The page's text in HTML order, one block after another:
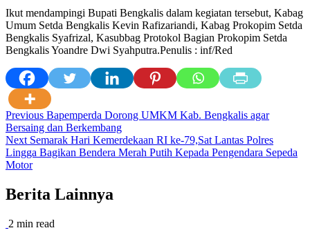
Ikut mendampingi Bupati Bengkalis dalam kegiatan tersebut, Kabag
Umum Setda Bengkalis Kevin Rafizariandi, Kabag Prokopim Setda
Bengkalis Syafrizal, Kasubbag Protokol Bagian Prokopim Setda
Bengkalis Yoandre Dwi Syahputra.Penulis : inf/Red
Post
navigation
Previous Bapemperda Dorong UMKM Kab. Bengkalis agar
Bersaing dan Berkembang
Next Semarak Hari Kemerdekaan RI ke-79,Sat Lantas Polres
Lingga Bagikan Bendera Merah Putih Kepada Pengendara Sepeda
Motor
Berita Lainnya
2 min read